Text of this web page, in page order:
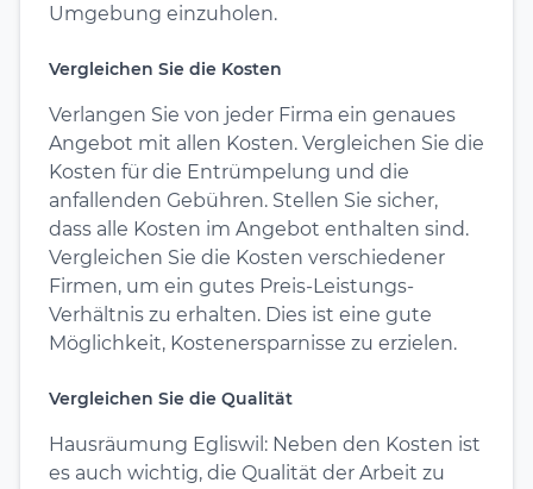
Umgebung einzuholen.
Vergleichen Sie die Kosten
Verlangen Sie von jeder Firma ein genaues
Angebot mit allen Kosten. Vergleichen Sie die
Kosten für die Entrümpelung und die
anfallenden Gebühren. Stellen Sie sicher,
dass alle Kosten im Angebot enthalten sind.
Vergleichen Sie die Kosten verschiedener
Firmen, um ein gutes Preis-Leistungs-
Verhältnis zu erhalten. Dies ist eine gute
Möglichkeit, Kostenersparnisse zu erzielen.
Vergleichen Sie die Qualität
Hausräumung Egliswil: Neben den Kosten ist
es auch wichtig, die Qualität der Arbeit zu